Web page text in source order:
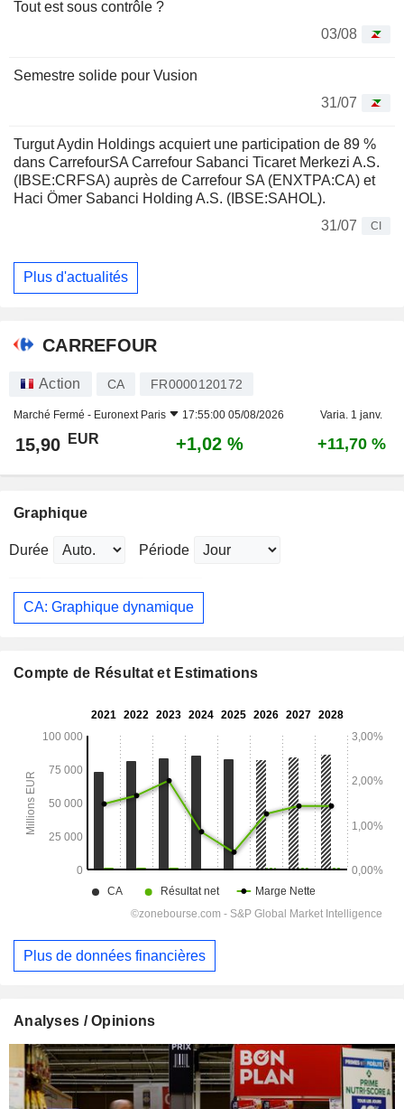
Tout est sous contrôle ?
03/08
Semestre solide pour Vusion
31/07
Turgut Aydin Holdings acquiert une participation de 89 %
dans CarrefourSA Carrefour Sabanci Ticaret Merkezi A.S.
(IBSE:CRFSA) auprès de Carrefour SA (ENXTPA:CA) et
Haci Ömer Sabanci Holding A.S. (IBSE:SAHOL).
31/07
CI
Plus d'actualités
CARREFOUR
Action CA FR0000120172
Marché Fermé - Euronext Paris 17:55:00 05/08/2026 Varia. 1 janv.
15,90 EUR +1,02 % +11,70 %
Graphique
Durée Période
CA: Graphique dynamique
Compte de Résultat et Estimations
Plus de données financières
Analyses / Opinions